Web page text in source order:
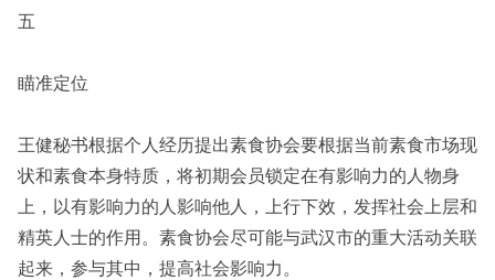
五
瞄准定位
王健秘书根据个人经历提出素食协会要根据当前素食市场现
状和素食本身特质，将初期会员锁定在有影响力的人物身
上，以有影响力的人影响他人，上行下效，发挥社会上层和
精英人士的作用。素食协会尽可能与武汉市的重大活动关联
起来，参与其中，提高社会影响力。